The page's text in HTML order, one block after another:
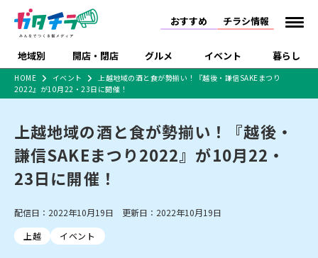
おすすめ チラシ情報
地域別 開店・閉店 グルメ イベント 暮らし
新潟市 下越
中越
佐渡
開店 閉店
リニューアル・移転
新潟市・開店
新潟市・閉店
長岡市・開店
長岡市・閉店
上越市・開店
ラーメン・開店
ラーメン 現地レポート
和食
スイーツ
体験・販売 祭り・伝統行事
趣味・展示会
スポーツ
施設・ショップ
住宅メーカー・工務
店
食品メーカー・県産
習い事・塾 アパレル・雑貨
特売セール インタビュー
特集・まとめ記事
セツコママ ランキング 新潟人
キャンペーン
開店まとめ
閉店まとめ
食品スーパー・コンビ
ショッピングモール・
大型施設
ドラッグストア・ホーム
センター
ファッション 生活サービス
HOME イベント
上越地域の酒と食が勢揃い！『越後・謙信SAKEまつり
2022』が10月22・23日に開催！
上越地域の酒と食が勢揃い！『越後・
謙信SAKEまつり2022』が10月22・
23日に開催！
配信日：2022年10月19日 更新日：2022年10月19日
上越
イベント